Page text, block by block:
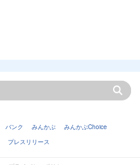
バンク みんかぶ
みんかぶChoice
プレスリリース